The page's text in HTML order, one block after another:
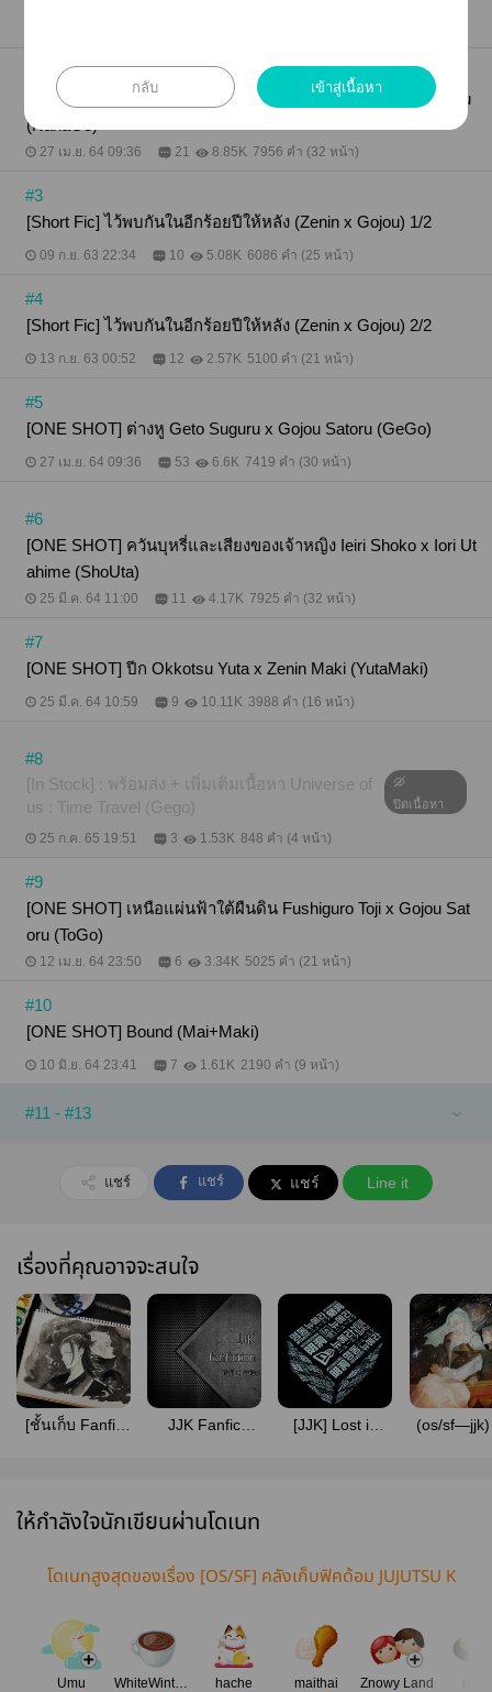
[ONE SHOT] ข้อความที่ส่งไม่ถึง Nanami Kento x Gojou Satoru
(NanaGo)
27 เม.ย. 64 09:36 21 8.85K 7956 คำ (32 หน้า)
#3
[Short Fic] ไว้พบกันในอีกร้อยปีให้หลัง (Zenin x Gojou) 1/2
09 ก.ย. 63 22:34 10 5.08K 6086 คำ (25 หน้า)
#4
[Short Fic] ไว้พบกันในอีกร้อยปีให้หลัง (Zenin x Gojou) 2/2
13 ก.ย. 63 00:52 12 2.57K 5100 คำ (21 หน้า)
#5
[ONE SHOT] ต่างหู Geto Suguru x Gojou Satoru (GeGo)
27 เม.ย. 64 09:36 53 6.6K 7419 คำ (30 หน้า)
#6
[ONE SHOT] ควันบุหรี่และเสียงของเจ้าหญิง Ieiri Shoko x Iori Ut
ahime (ShoUta)
25 มี.ค. 64 11:00 11 4.17K 7925 คำ (32 หน้า)
#7
[ONE SHOT] ปีก Okkotsu Yuta x Zenin Maki (YutaMaki)
25 มี.ค. 64 10:59 9 10.11K 3988 คำ (16 หน้า)
#8
[In Stock] : พร้อมส่ง + เพิ่มเติมเนื้อหา Universe of
us : Time Travel (Gego)
ปิดเนื้อหา
25 ก.ค. 65 19:51 3 1.53K 848 คำ (4 หน้า)
#9
[ONE SHOT] เหนือแผ่นฟ้าใต้ผืนดิน Fushiguro Toji x Gojou Sat
oru (ToGo)
12 เม.ย. 64 23:50 6 3.34K 5025 คำ (21 หน้า)
#10
[ONE SHOT] Bound (Mai+Maki)
10 มิ.ย. 64 23:41 7 1.61K 2190 คำ (9 หน้า)
#11 - #13
แชร์ แชร์ แชร์ Line it
เรื่องที่คุณอาจจะสนใจ
[ชั้นเก็บ Fanfic
JJK Fanfic
[JJK] Lost in
(os/
ให้กำลังใจนักเขียนผ่านโดเนท
โดเนทสูงสุดของเรื่อง [OS/SF] คลังเก็บฟิคด้อม JUJUTSU K
Umu
WhiteWinter1512
hache
maithai
Znowy Land
กลับ เข้าสู่เนื้อหา